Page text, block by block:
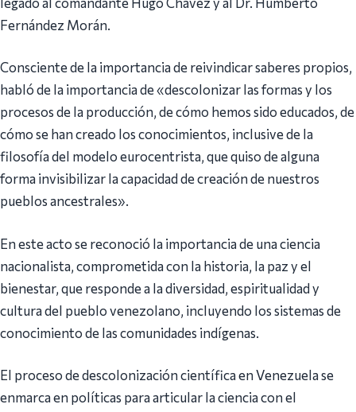
Fernández Morán.
Consciente de la importancia de reivindicar saberes propios,
habló de la importancia de «descolonizar las formas y los
procesos de la producción, de cómo hemos sido educados, de
cómo se han creado los conocimientos, inclusive de la
filosofía del modelo eurocentrista, que quiso de alguna
forma invisibilizar la capacidad de creación de nuestros
pueblos ancestrales».
En este acto se reconoció la importancia de una ciencia
nacionalista, comprometida con la historia, la paz y el
bienestar, que responde a la diversidad, espiritualidad y
cultura del pueblo venezolano, incluyendo los sistemas de
conocimiento de las comunidades indígenas.
El proceso de descolonización científica en Venezuela se
enmarca en políticas para articular la ciencia con el